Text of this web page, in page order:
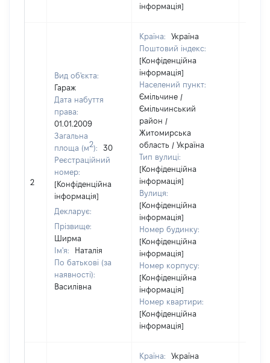
інформація]
2
Вид об'єкта:
Гараж
Дата набуття
права:
01.01.2009
Загальна
площа (м2):
30
Реєстраційний
номер:
[Конфіденційна
інформація]
Декларує:
Прізвище:
Ширма
Ім'я:
Наталія
По батькові (за
наявності):
Василівна
Країна:
Україна
Поштовий індекс:
[Конфіденційна
інформація]
Населений пункт:
Ємільчине /
Ємільчинський
район /
Житомирська
область / Україна
Тип вулиці:
[Конфіденційна
інформація]
Вулиця:
[Конфіденційна
інформація]
Номер будинку:
[Конфіденційна
інформація]
Номер корпусу:
[Конфіденційна
інформація]
Номер квартири:
[Конфіденційна
інформація]
Країна:
Україна